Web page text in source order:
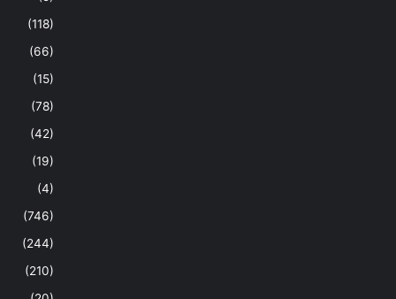
(118)
(66)
(15)
(78)
(42)
(19)
(4)
(746)
(244)
(210)